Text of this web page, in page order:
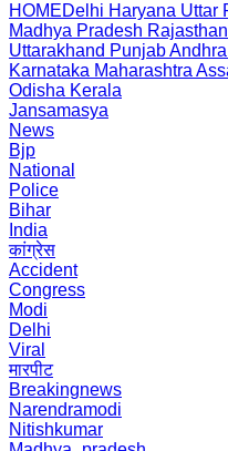
HOMEDelhi Haryana Uttar
Madhya Pradesh Rajasthan
Uttarakhand Punjab
Karnataka Maharashtra
Odisha Kerala
Jansamasya
News
Bjp
National
Police
Bihar
India
कांग्रेस
Accident
Congress
Modi
Delhi
Viral
मारपीट
Breakingnews
Narendramodi
Nitishkumar